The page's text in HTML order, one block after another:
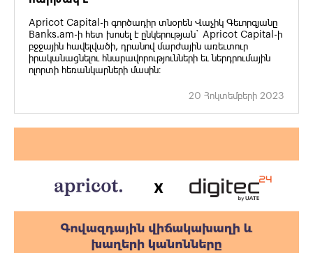
Apricot Capital-ի գործադիր տնօրեն Վաչիկ Գեւորգյանը
Banks.am-ի հետ խոսել է ընկերության` Apricot Capital-ի
բջջային հավելվածի, դրանով մարժային առեւտուր
իրականացնելու հնարավորությունների եւ ներդրումային
ոլորտի հեռանկարների մասին։
20 Հոկտեմբերի 2023